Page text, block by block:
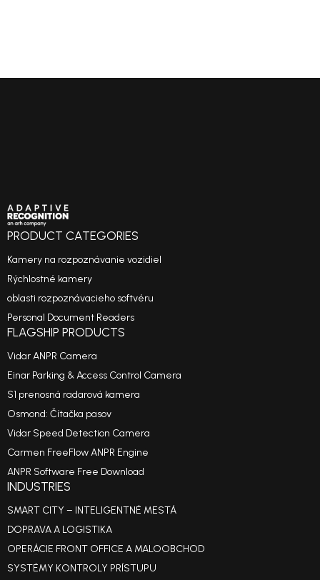
PRODUCT CATEGORIES
Kamery na rozpoznávanie vozidiel
Rýchlostné kamery
oblasti rozpoznávacieho softvéru
Personal Document Readers
FLAGSHIP PRODUCTS
Vidar ANPR Camera
Einar Parking & Access Control Camera
S1 prenosná radarová kamera
Osmond: Čítačka pasov
Vidar Speed Detection Camera
Carmen FreeFlow ANPR Engine
ANPR Software Free Download
INDUSTRIES
SMART CITY – INTELIGENTNÉ MESTÁ
DOPRAVA A LOGISTIKA
OPERÁCIE FRONT OFFICE A MALOOBCHOD
SYSTÉMY KONTROLY PRÍSTUPU